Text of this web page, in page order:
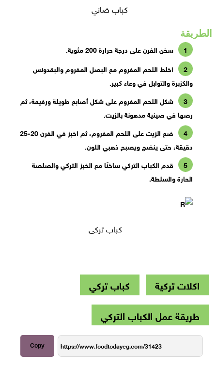
كباب ضاني
الطريقة
سخن الفرن على درجة حرارة 200 مئوية.
اخلط اللحم المفروم مع البصل المفروم والبقدونس
والكزبرة والتوابل في وعاء كبير.
شكل اللحم المفروم على شكل أصابع طويلة ورفيعة، ثم
رصها في صينية مدهونة بالزيت.
ضع الزيت على اللحم المفروم، ثم اخبز في الفرن 20-25
دقيقة، حتى ينضج ويصبح ذهبي اللون.
قدم الكباب التركي ساخنًا مع الخبز التركي والصلصة
الحارة والسلطة.
كباب تركي
اكلات تركية
كباب تركي
طريقة عمل الكباب التركي
Copy